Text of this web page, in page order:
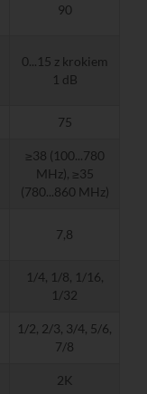
90
0...15 z krokiem
1 dB
75
≥38 (100...780
MHz), ≥35
(780...860 MHz)
7,8
1/4, 1/8, 1/16,
1/32
1/2, 2/3, 3/4, 5/6,
7/8
2K